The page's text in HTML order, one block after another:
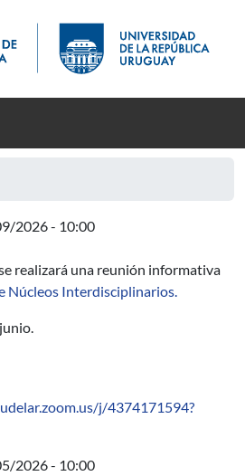
2026 - 10:00
sobre la Convocatoria de
realizará una reunión informativa
Núcleos Interdisciplinarios.
j/4374171594?
2026 - 10:00